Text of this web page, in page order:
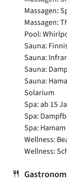
Massagen:
Massagen:
Pool:
Sauna:
Sauna:
Sauna:
Sauna:
Solarium
Spa: ab 15
Spa:
Spa: Hamam
Wellness:
Wellness: